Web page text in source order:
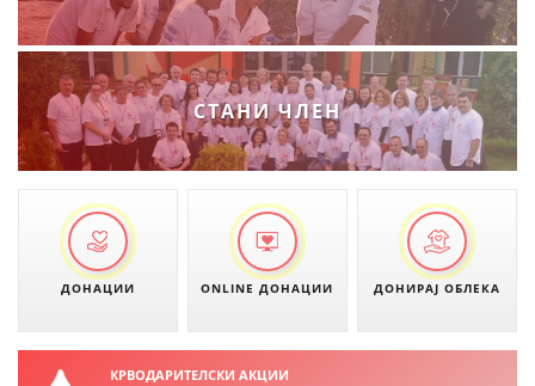
СТАНИ ЧЛЕН
ДОНАЦИИ ONLINE ДОНАЦИИ ДОНИРАЈ ОБЛЕКА
КРВОДАРИТЕЛСКИ АКЦИИ